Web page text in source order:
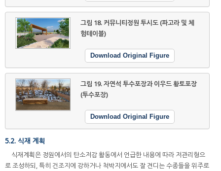
그림 18. 커뮤니티정원 투시도 (파고라 및 체
험테이블)
Download Original Figure
그림 19.자연석 투수포장과 이우드 황토포장
(투수포장)
Download Original Figure
5.2. 식재 계획
식재계획은 정원에서의 탄소저감 활동에서 언급한 내용에 따라 저관리형으
로 조성하되, 특히 건조지에 강하거나 척박지에서도 잘 견디는 수종들을 위주로